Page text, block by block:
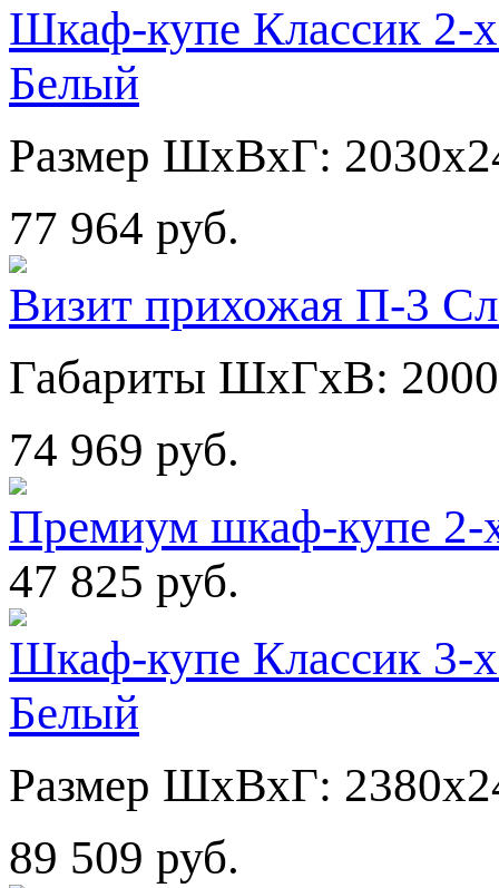
Шкаф-купе Классик 2-
Белый
Размер ШхВхГ:
77 964 руб.
Визит прихожая П-3
Габариты ШхГхВ:
74 969 руб.
Премиум шкаф-купе
47 825 руб.
Шкаф-купе Классик 3-
Белый
Размер ШхВхГ:
89 509 руб.